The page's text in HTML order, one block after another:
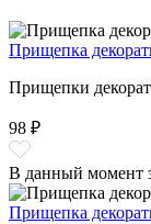
Прищепка
Прищепки
98 ₽
В данный момент
Прищепка